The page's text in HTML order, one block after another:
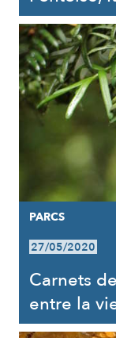
PARCS
27/05/2020
Carnets
entre la